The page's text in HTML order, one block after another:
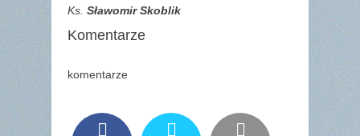
Ks. Sławomir Skoblik
Komentarze
komentarze